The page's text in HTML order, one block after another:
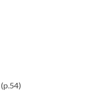
(p.54)